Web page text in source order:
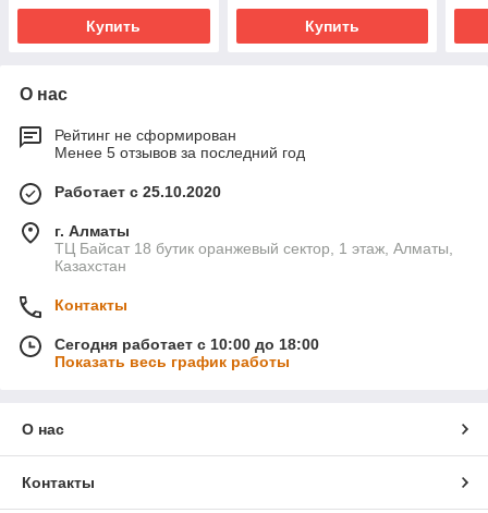
Купить Купить
О нас
Рейтинг не сформирован
Менее 5 отзывов за последний год
Работает с 25.10.2020
г. Алматы
ТЦ Байсат 18 бутик оранжевый сектор, 1 этаж, Алматы,
Казахстан
Контакты
Сегодня работает с 10:00 до 18:00
Показать весь график работы
О нас
Контакты